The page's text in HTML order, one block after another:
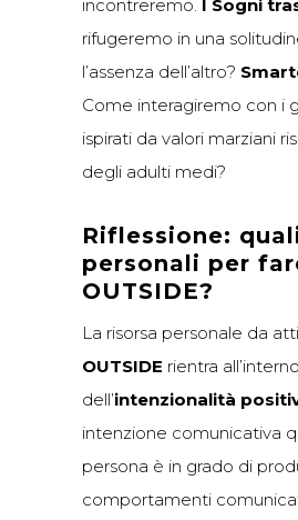
incontreremo. I Sogni
rifugeremo in una
l’assenza dell’altro?
Come interagiremo con i
ispirati da valori marziani
degli adulti medi?
Riflessione:
personali per
OUTSIDE?
La risorsa personale da
OUTSIDE rientra
dell’intenzionalità
intenzione comunicativa
persona è in grado di
comportamenti